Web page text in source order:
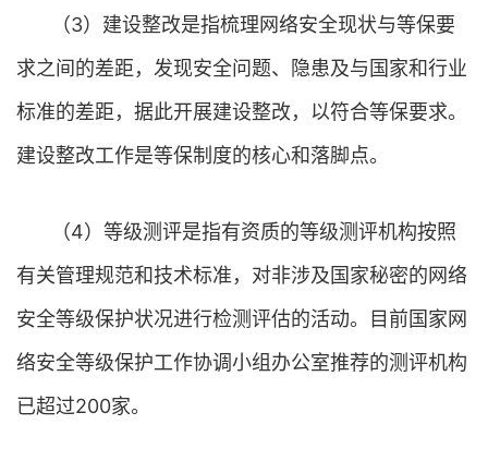
（3）建设整改是指梳理网络安全现状与等保要
求之间的差距，发现安全问题、隐患及与国家和行业
标准的差距，据此开展建设整改，以符合等保要求。
建设整改工作是等保制度的核心和落脚点。
（4）等级测评是指有资质的等级测评机构按照
有关管理规范和技术标准，对非涉及国家秘密的网络
安全等级保护状况进行检测评估的活动。目前国家网
络安全等级保护工作协调小组办公室推荐的测评机构
已超过200家。